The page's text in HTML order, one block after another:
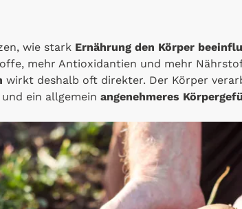
wie stark Ernährung den Körper
mehr Antioxidantien und mehr
wirkt deshalb oft direkter. Der Körper
und ein allgemein angenehmeres